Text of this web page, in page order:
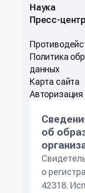
Наука
Пресс-центр
Политикa
данных
Карта сайта
Авторизация
об
о
42318.